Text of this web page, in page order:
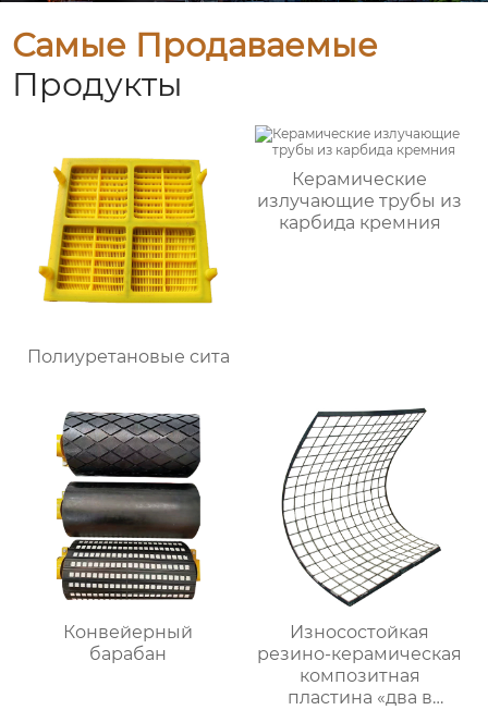
Самые Продаваемые
Продукты
Полиуретановые сита
Керамические
излучающие трубы из
карбида кремния
Конвейерный
барабан
Износостойкая
резино-керамическая
композитная
пластина «два в